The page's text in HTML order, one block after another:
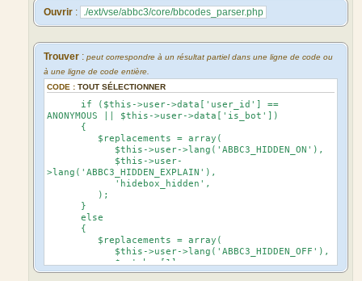
Ouvrir : ./ext/vse/abbc3/core/bbcodes_parser.php
Trouver : peut correspondre à un résultat partiel dans une ligne de code ou
à une ligne de code entière.
CODE : TOUT SÉLECTIONNER
if ($this->user->data['user_id'] ==
ANONYMOUS || $this->user->data['is_bot'])
{
$replacements = array(
$this->user->lang('ABBC3_HIDDEN_ON'),
$this->user-
>lang('ABBC3_HIDDEN_EXPLAIN'),
'hidebox_hidden',
);
}
else
{
$replacements = array(
$this->user->lang('ABBC3_HIDDEN_OFF'),
$matches[1],
'hidebox_visible',